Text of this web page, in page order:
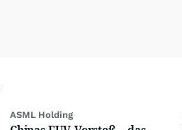
ASML Holding